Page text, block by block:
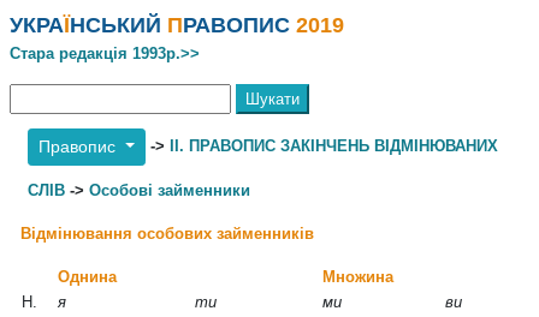
УКРАЇНСЬКИЙ ПРАВОПИС 2019
Стара редакція 1993р.>>
Правопис -> ІІ. ПРАВОПИС ЗАКІНЧЕНЬ ВІДМІНЮВАНИХ
СЛІВ -> Особові займенники
Відмінювання особових займенників
Однина
Множина
Н.
я ти ми
ви